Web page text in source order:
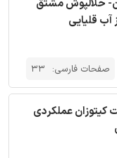
حلالپوش مشتق
آب قلیایی
صفحات فارسی: 33
کیتوزان عملکردی